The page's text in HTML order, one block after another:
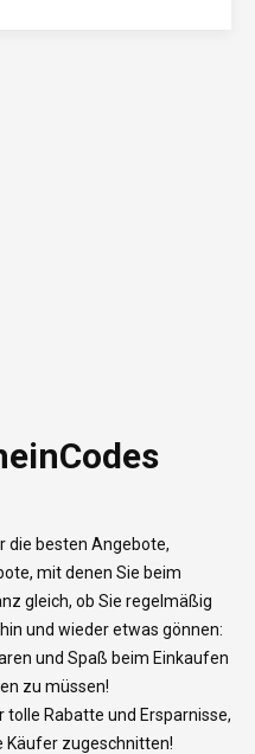
die besten Angebote,
, mitdenen Sie beim
gleich, ob Sie regelmäßig
hin und wiederetwas gönnen:
und Spaß beim Einkaufen
zu müssen!
tolle Rabatte und Ersparnisse,
Käufer zugeschnitten!